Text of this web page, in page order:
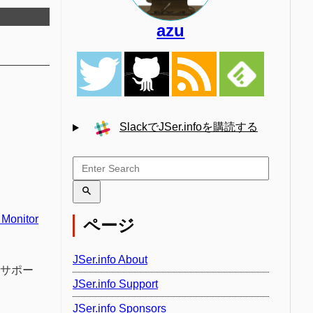
ポー
azu
SlackでJSer.infoを購読する
ページ
JSer.info About
JSer.info Support
JSer.info Sponsors